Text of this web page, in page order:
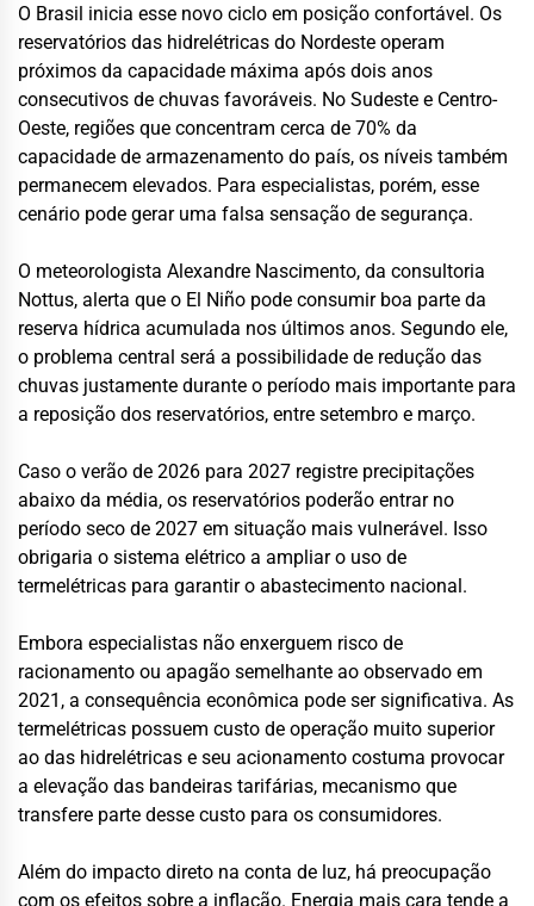
O Brasil inicia esse novo ciclo em posição confortável. Os
reservatórios das hidrelétricas do Nordeste operam
próximos da capacidade máxima após dois anos
consecutivos de chuvas favoráveis. No Sudeste e Centro-
Oeste, regiões que concentram cerca de 70% da
capacidade de armazenamento do país, os níveis também
permanecem elevados. Para especialistas, porém, esse
cenário pode gerar uma falsa sensação de segurança.
O meteorologista Alexandre Nascimento, da consultoria
Nottus, alerta que o El Niño pode consumir boa parte da
reserva hídrica acumulada nos últimos anos. Segundo ele,
o problema central será a possibilidade de redução das
chuvas justamente durante o período mais importante para
a reposição dos reservatórios, entre setembro e março.
Caso o verão de 2026 para 2027 registre precipitações
abaixo da média, os reservatórios poderão entrar no
período seco de 2027 em situação mais vulnerável. Isso
obrigaria o sistema elétrico a ampliar o uso de
termelétricas para garantir o abastecimento nacional.
Embora especialistas não enxerguem risco de
racionamento ou apagão semelhante ao observado em
2021, a consequência econômica pode ser significativa. As
termelétricas possuem custo de operação muito superior
ao das hidrelétricas e seu acionamento costuma provocar
a elevação das bandeiras tarifárias, mecanismo que
transfere parte desse custo para os consumidores.
Além do impacto direto na conta de luz, há preocupação
com os efeitos sobre a inflação. Energia mais cara tende a